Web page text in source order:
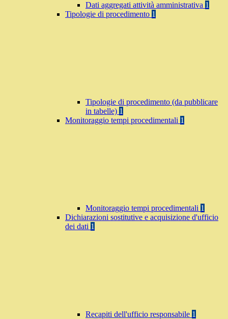
Dati aggregati attività amministrativa 1
Tipologie di procedimento 1
Tipologie di procedimento (da pubblicare
in tabelle) 1
Monitoraggio tempi procedimentali 1
Monitoraggio tempi procedimentali 1
Dichiarazioni sostitutive e acquisizione d'ufficio
dei dati 1
Recapiti dell'ufficio responsabile 1